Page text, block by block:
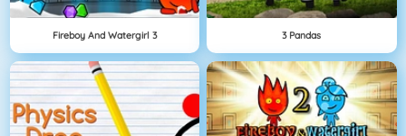
Fireboy And Watergirl 3 3 Pandas